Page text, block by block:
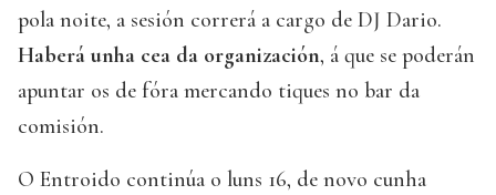
pola noite, a sesión correrá a cargo de DJ Dario.
Haberá unha cea da organización, á que se poderán
apuntar os de fóra mercando tiques no bar da
comisión.
O Entroido continúa o luns 16, de novo cunha